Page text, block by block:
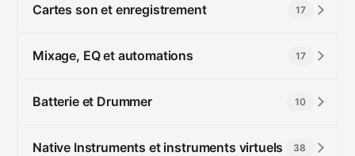
Cartes son et enregistrement 17
Mixage, EQ et automations 17
Batterie et Drummer 10
Native Instruments et instruments virtuels 38